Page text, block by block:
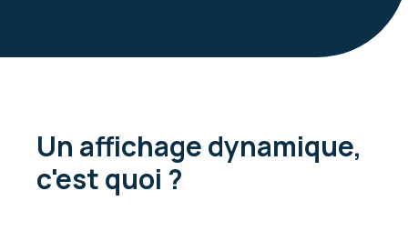
Un affichage dynamique,
c'est quoi ?